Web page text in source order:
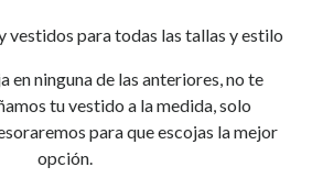
vestidos para todas las tallas y estilo
en ninguna de las anteriores, no te
tu vestido a la medida, solo
para que escojas la mejor
opción.